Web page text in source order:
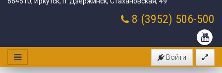
8 (3952) 506-500
Войти